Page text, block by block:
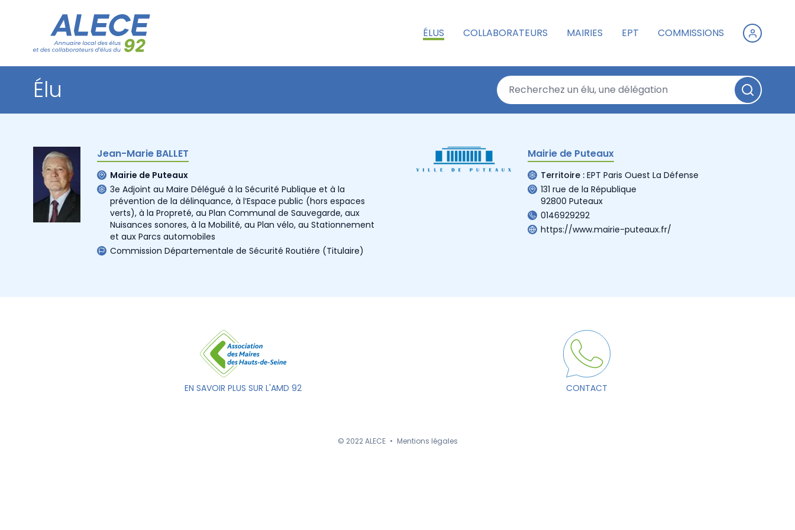
ÉLUS COLLABORATEURS MAIRIES EPT COMMISSIONS
Élu
Jean-Marie BALLET
Mairie de Puteaux
3e Adjoint au Maire Délégué à la Sécurité Publique et à la
prévention de la délinquance, à l’Espace public (hors espaces
verts), à la Propreté, au Plan Communal de Sauvegarde, aux
Nuisances sonores, à la Mobilité, au Plan vélo, au Stationnement
et aux Parcs automobiles
Commission Départementale de Sécurité Routiére (Titulaire)
Mairie de Puteaux
Territoire : EPT Paris Ouest La Défense
131 rue de la République
92800 Puteaux
0146929292
https://www.mairie-puteaux.fr/
EN SAVOIR PLUS SUR L'AMD 92 CONTACT
© 2022 ALECE • Mentions légales